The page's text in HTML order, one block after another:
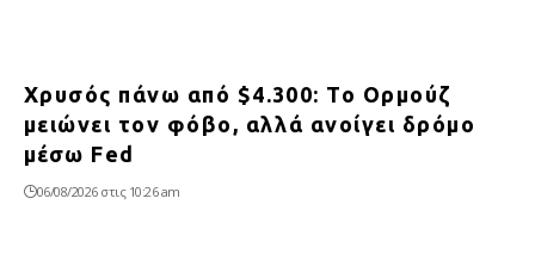
Χρυσός πάνω από $4.300: Το Ορμούζ
μειώνει τον φόβο, αλλά ανοίγει δρόμο
μέσω Fed
06/08/2026 στις 10:26 am